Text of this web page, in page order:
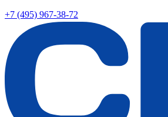
+7 (495) 967-38-72